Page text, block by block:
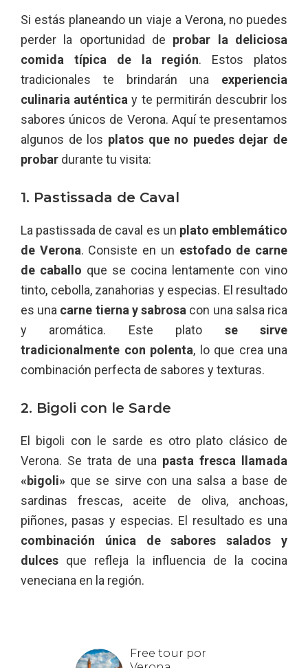
Si estás planeando un viaje a Verona, no puedes
perder la oportunidad de probar la deliciosa
comida típica de la región. Estos platos
tradicionales te brindarán una experiencia
culinaria auténtica y te permitirán descubrir los
sabores únicos de Verona. Aquí te presentamos
algunos de los platos que no puedes dejar de
probar durante tu visita:
1. Pastissada de Caval
La pastissada de caval es un plato emblemático
de Verona. Consiste en un estofado de carne
de caballo que se cocina lentamente con vino
tinto, cebolla, zanahorias y especias. El resultado
es una carne tierna y sabrosa con una salsa rica
y aromática. Este plato se sirve
tradicionalmente con polenta, lo que crea una
combinación perfecta de sabores y texturas.
2. Bigoli con le Sarde
El bigoli con le sarde es otro plato clásico de
Verona. Se trata de una pasta fresca llamada
«bigoli» que se sirve con una salsa a base de
sardinas frescas, aceite de oliva, anchoas,
piñones, pasas y especias. El resultado es una
combinación única de sabores salados y
dulces que refleja la influencia de la cocina
veneciana en la región.